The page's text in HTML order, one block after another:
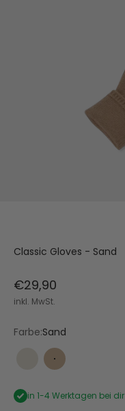
Classic Gloves - Sand
Angebot
€29,90
inkl. MwSt.
Farbe:Sand
CremaSand
in 1-4 Werktagen bei dir